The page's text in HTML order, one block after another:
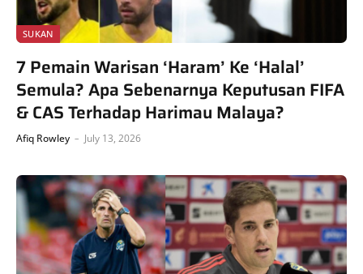
SUKAN
7 Pemain Warisan ‘Haram’ Ke ‘Halal’
Semula? Apa Sebenarnya Keputusan FIFA
& CAS Terhadap Harimau Malaya?
Afiq Rowley July 13, 2026